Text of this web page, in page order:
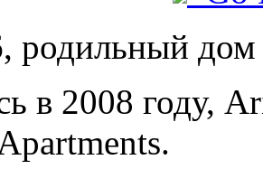
родильный дом
в 2008 году,